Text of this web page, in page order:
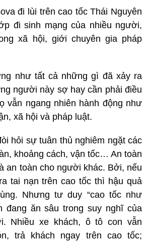
đi lùi trên cao tốc Thái Nguyên
đi sinh mạng của nhiều người,
xã hội, giới chuyên gia pháp
như tất cả những gì đã xảy ra
người này sợ hay cần phải điều
vẫn ngang nhiên hành động như
xã hội và pháp luật.
hỏi sự tuân thủ nghiêm ngặt các
khoảng cách, vận tốc… An toàn
an toàn cho người khác. Bởi, nếu
tai nạn trên cao tốc thì hậu quả
Nhưng tư duy “cao tốc như
đang ăn sâu trong suy nghĩ của
Nhiều xe khách, ô tô con vẫn
trả khách ngay trên cao tốc;